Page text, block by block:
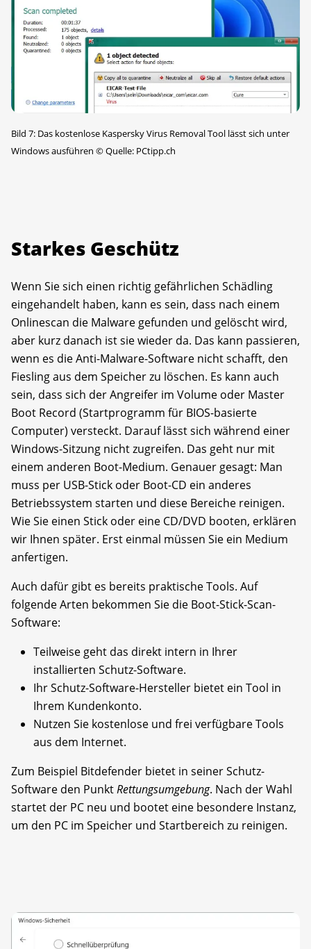
Bild 7: Das kostenlose Kaspersky Virus Removal Tool lässt sich unter
Windows ausführen ©Quelle: PCtipp.ch
Starkes Geschütz
Wenn Sie sich einen richtig gefährlichen Schädling
eingehandelt haben, kann es sein, dass nach einem
Onlinescan die Malware gefunden und gelöscht wird,
aber kurz danach ist sie wieder da. Das kann passieren,
wenn es die Anti-Malware-Software nicht schafft, den
Fiesling aus dem Speicher zu löschen. Es kann auch
sein, dass sich der Angreifer im Volume oder Master
Boot Record (Startprogramm für BIOS-basierte
Computer) versteckt. Darauf lässt sich während einer
Windows-Sitzung nicht zugreifen. Das geht nur mit
einem anderen Boot-Medium. Genauer gesagt: Man
muss per USB-Stick oder Boot-CD ein anderes
Betriebssystem starten und diese Bereiche reinigen.
Wie Sie einen Stick oder eine CD/DVD booten, erklären
wir Ihnen später. Erst einmal müssen Sie ein Medium
anfertigen.
Auch dafür gibt es bereits praktische Tools. Auf
folgende Arten bekommen Sie die Boot-Stick-Scan-
Software:
Teilweise geht das direkt intern in Ihrer
installierten Schutz-Software.
Ihr Schutz-Software-Hersteller bietet ein Tool in
Ihrem Kundenkonto.
Nutzen Sie kostenlose und frei verfügbare Tools
aus dem Internet.
Zum Beispiel Bitdefender bietet in seiner Schutz-
Software den PunktRettungsumgebung. Nach der Wahl
startet der PC neu und bootet eine besondere Instanz,
um den PC im Speicher und Startbereich zu reinigen.